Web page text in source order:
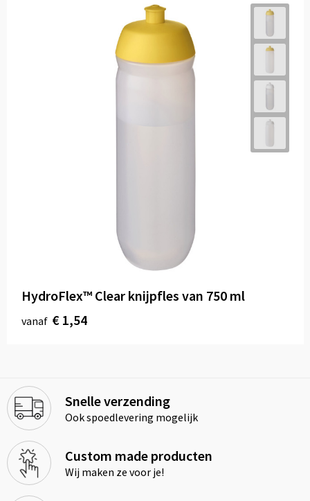
HydroFlex™ Clear knijpfles van 750 ml
vanaf € 1,54
Snelle verzending
Ook spoedlevering mogelijk
Custom made producten
Wij maken ze voor je!